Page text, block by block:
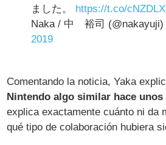
ました。 https://t.co/
Naka / 中 裕司
2019
Comentando la noticia, Yaka
Nintendo algo similar hace unos
explica exactamente cuánto ni da
qué tipo de colaboración hubiera